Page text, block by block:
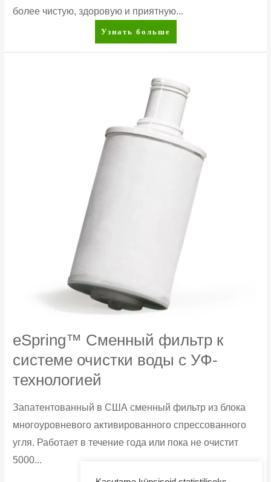
более чистую, здоровую и приятную...
eSpring™
Система
дивертером
Узнать больше
eSpring™ Сменный фильтр к
cистеме очистки воды с УФ-
технологией
Запатентованный в США сменный фильтр из блока
многоуровневого активированного спрессованного
угля. Работает в течение года или пока не очистит
5000...
eSpring™